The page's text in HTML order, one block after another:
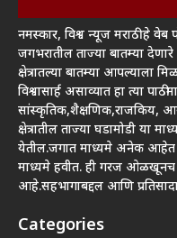
नमस्कार, विश्व न्यूज मराठी हे
जगभरातील ताज्या बातम्या
क्षेत्रातल्या बातम्या आपल्याला
विश्वासार्ह असाव्यात हा त्या
सांस्कृतिक,शैक्षणिक,राजकिय,
क्षेत्रातील ताज्या घडामोडी या
येतील.जगात माध्यमे अनेक आहेत
माध्यमे हवीत. ही गरज ओळखूनच
आहे.सहभागाबद्दल आणि
Categories